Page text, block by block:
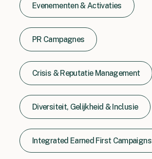
Evenementen & Activaties
PR Campagnes
Crisis & Reputatie Management
Diversiteit, Gelijkheid & Inclusie
Integrated Earned First Campaigns